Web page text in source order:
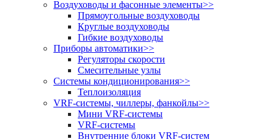
Воздуховоды и фасонные элементы>>
Прямоугольные воздуховоды
Круглые воздуховоды
Гибкие воздуховоды
Приборы автоматики>>
Регуляторы скорости
Смесительные узлы
Системы кондиционирования>>
Теплоизоляция
VRF-системы, чиллеры, фанкойлы>>
Мини VRF-системы
VRF-системы
Внутренние блоки VRF-систем